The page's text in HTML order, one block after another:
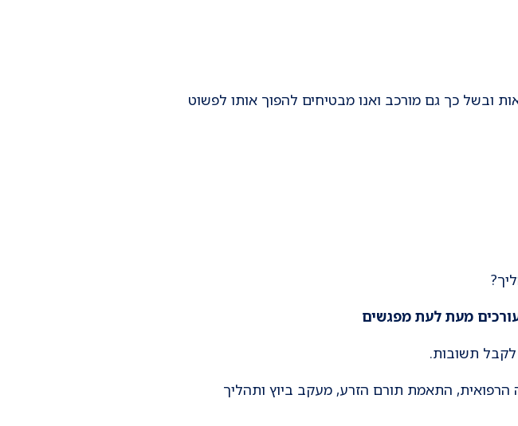
ובשל כך גם מורכב ואנו מבטיחים להפוך אותו לפשוט
מעת לעת מפגשים
תשובות.
הרפואית, התאמת תורם הזרע, מעקב ביוץ ותהליך